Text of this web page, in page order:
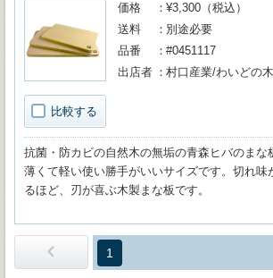
比較する
価格
¥3,300（税込）
送料
別途必要
品番
#0451117
出店者
村口産業/わいどの木
抗菌・防カビの自然木の無垢の青森ヒバのまな
薄くて軽い使い勝手がいいサイズです。切れ味
るほど、刃が喜ぶ木製まな板です。
1